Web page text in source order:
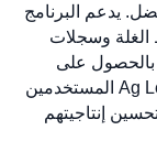
يدعم البرنامج
الغلة وسجلات
بالحصول على
عرض تفصيلي لعملياتهم. يساعد Ag Leader SMS المستخدمين
إنتاجيتهم